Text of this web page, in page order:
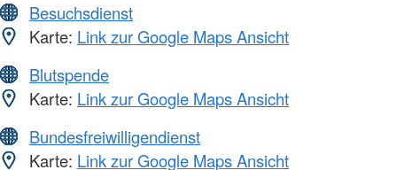
Besuchsdienst
Karte: Link zur Google Maps Ansicht
Blutspende
Karte: Link zur Google Maps Ansicht
Bundesfreiwilligendienst
Karte: Link zur Google Maps Ansicht